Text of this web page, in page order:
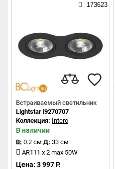
173623
Встраиваемый светильник
Lightstar i9270707
Коллекция: Intero
В наличии
В: 0.2 см Д: 33 см
AR111 x 2 max 50W
Цена: 3 997 Р.